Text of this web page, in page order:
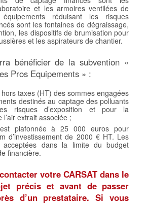
et les armoires ventilées de
réduisant les risques
sont les fontaines de dégraissage,
les dispositifs de brumisation pour
et les aspirateurs de chantier.
bénéficier de la subvention «
Pros Equipements » :
taxes (HT) des sommes engagées
destinés au captage des polluants
risques d’exposition et pour la
extrait associée ;
plafonnée à 25 000 euros pour
d’investissement de 2000 € HT. Les
acceptées dans la limite du budget
financière.
votre CARSAT dans le
précis et avant de passer
d’un prestataire. Si vous